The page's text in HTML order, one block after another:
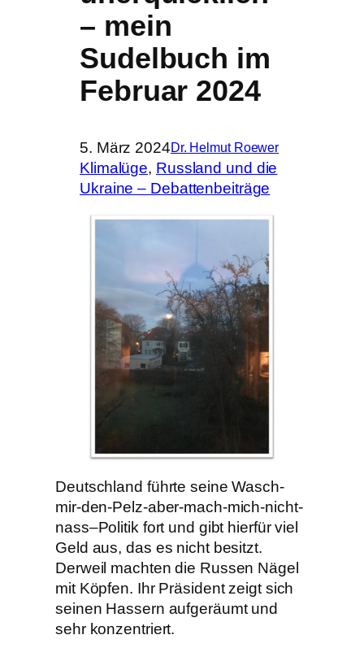
– mein
Sudelbuch im
Februar 2024
5. März 2024Dr. Helmut Roewer
Klimalüge, Russland und die
Ukraine – Debattenbeiträge
Deutschland führte seine Wasch-
mir-den-Pelz-aber-mach-mich-nicht-
nass–Politik fort und gibt hierfür viel
Geld aus, das es nicht besitzt.
Derweil machten die Russen Nägel
mit Köpfen. Ihr Präsident zeigt sich
seinen Hassern aufgeräumt und
sehr konzentriert.